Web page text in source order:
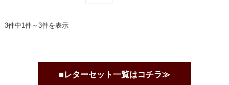
3件中1件～3件を表示
■レターセット一覧はコチラ≫